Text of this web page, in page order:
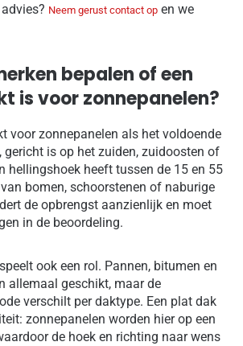
Neem gerust contact op en we
bepalen of een
is voor zonnepanelen?
voor zonnepanelen als het voldoende
gericht is op het zuiden, zuidoosten of
hellingshoek heeft tussen de 15 en 55
bomen, schoorstenen of naburige
de opbrengst aanzienlijk en moet
in de beoordeling.
ook een rol. Pannen, bitumen en
allemaal geschikt, maar de
verschilt per daktype. Een plat dak
zonnepanelen worden hier op een
de hoek en richting naar wens